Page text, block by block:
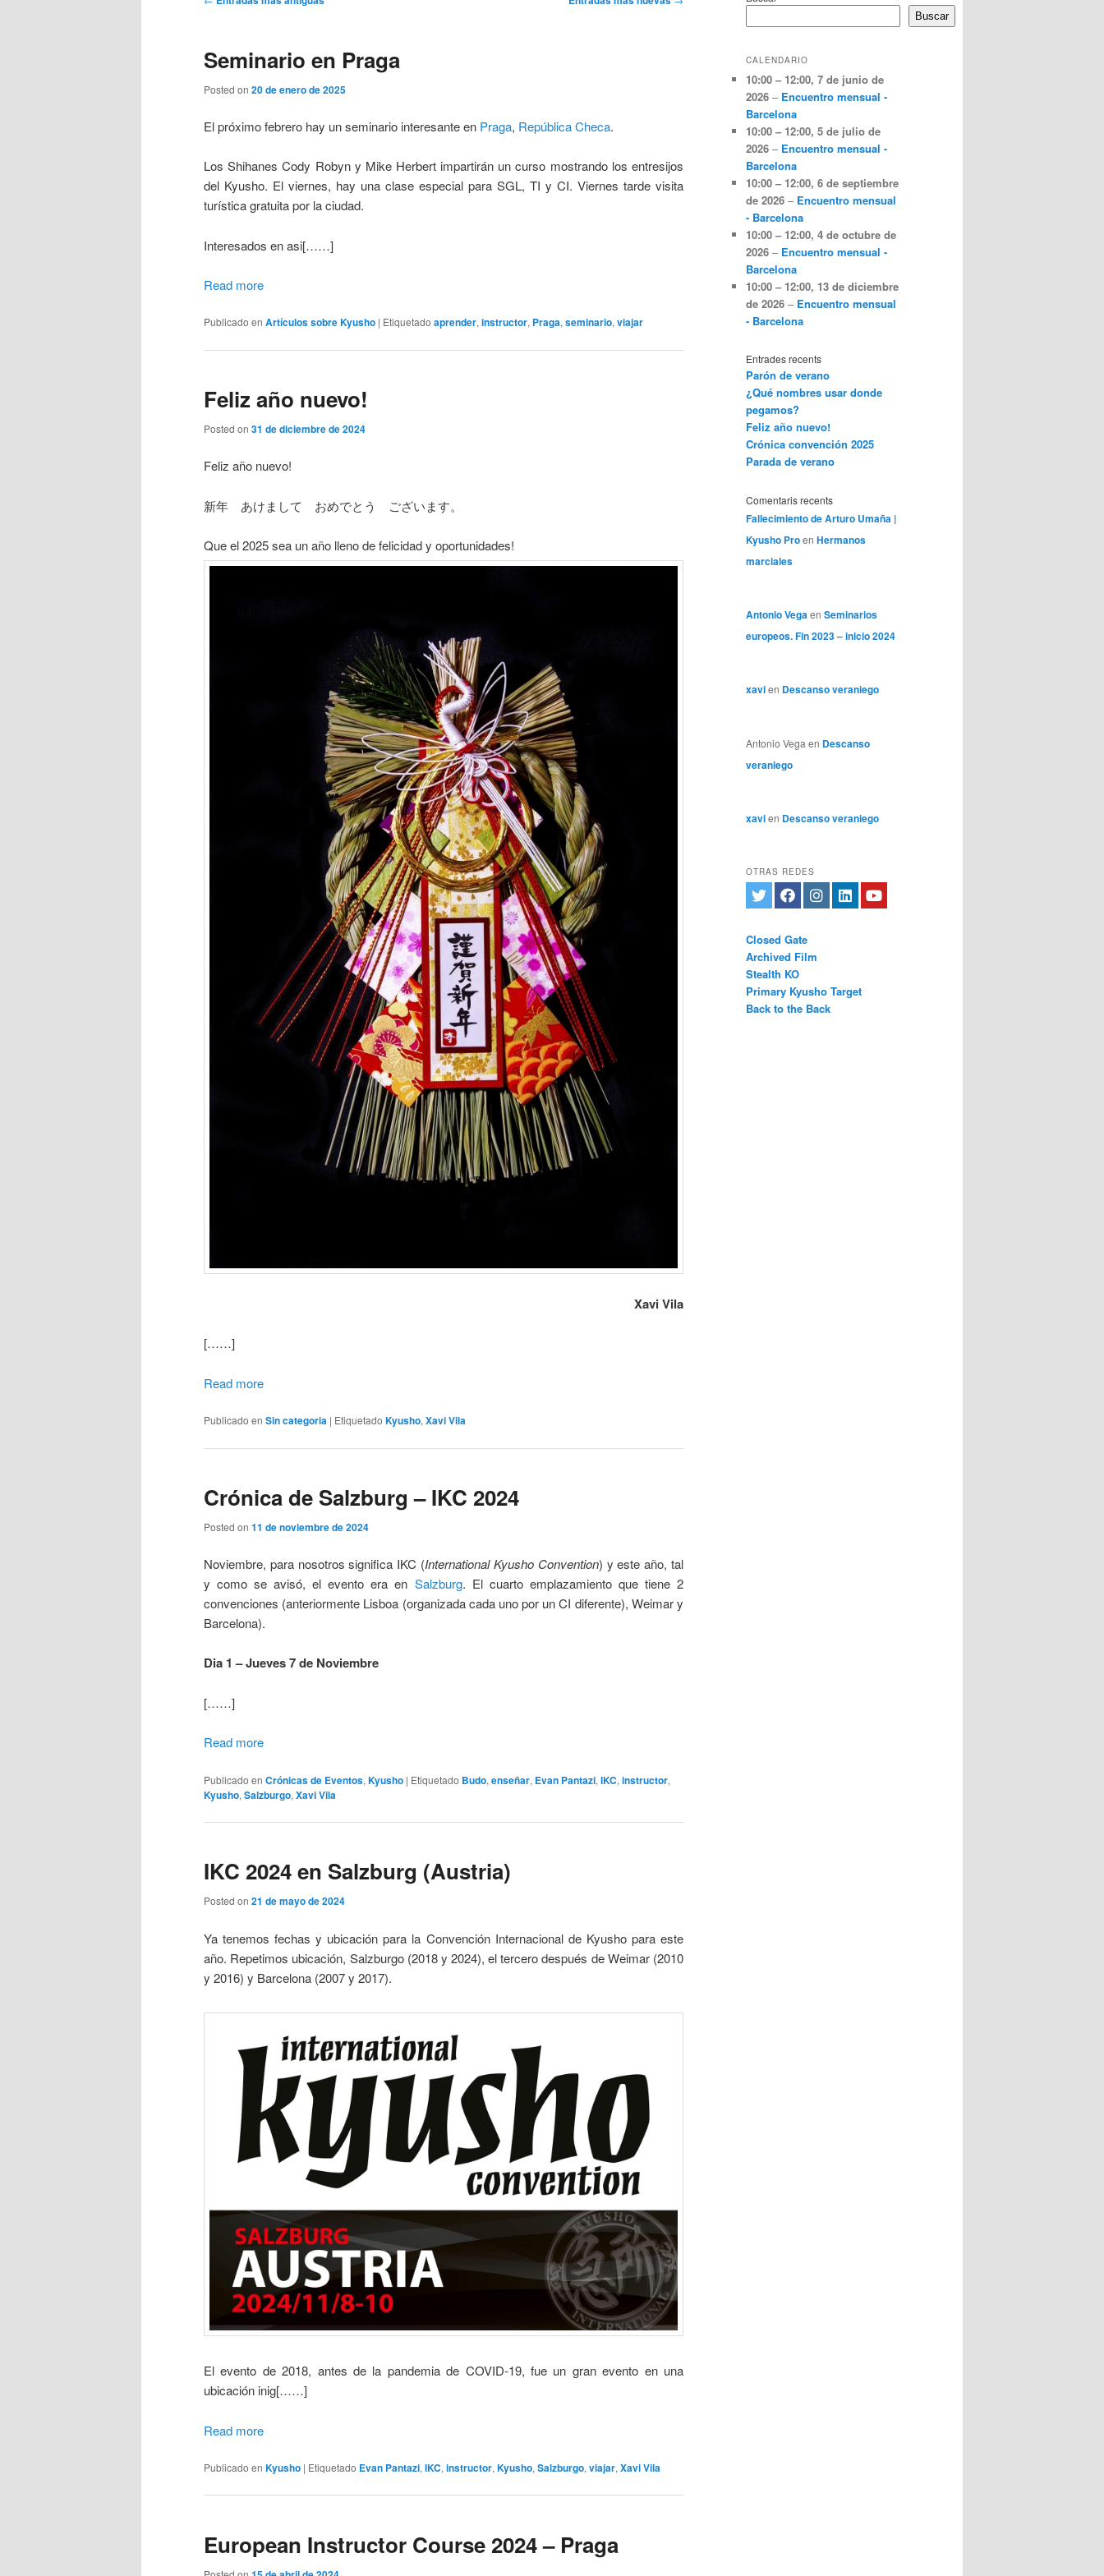
Seminario en Praga
Posted on 20 de enero de 2025
El próximo febrero hay un seminario interesante en Praga, República Checa.
Los Shihanes Cody Robyn y Mike Herbert impartirán un curso mostrando los entresijos
del Kyusho. El viernes, hay una clase especial para SGL, TI y CI. Viernes tarde visita
turística gratuita por la ciudad.
Interesados en asi[……]
Read more
Publicado en Artículos sobre Kyusho | Etiquetado aprender,instructor, Praga,seminario,viajar
Feliz año nuevo!
Posted on 31 de diciembre de 2024
Feliz año nuevo!
新年 あけまして おめでとう ございます。
Que el 2025 sea un año lleno de felicidad y oportunidades!
Xavi Vila
[……]
Read more
Publicado en Sin categoria | Etiquetado Kyusho, Xavi Vila
Crónica de Salzburg – IKC 2024
Posted on 11 de noviembre de 2024
Noviembre, para nosotros significa IKC (International Kyusho Convention) y este año, tal
y como se avisó, el evento era en Salzburg. El cuarto emplazamiento que tiene 2
convenciones (anteriormente Lisboa (organizada cada uno por un CI diferente), Weimar y
Barcelona).
Dia 1 – Jueves 7 de Noviembre
[……]
Read more
Publicado en Crónicas de Eventos, Kyusho | Etiquetado Budo, enseñar, Evan Pantazi, IKC, instructor,
Kyusho, Salzburgo, Xavi Vila
IKC 2024 en Salzburg (Austria)
Posted on 21 de mayo de 2024
Ya tenemos fechas y ubicación para la Convención Internacional de Kyusho para este
año. Repetimos ubicación, Salzburgo (2018 y 2024), el tercero después de Weimar (2010
y 2016) y Barcelona (2007 y 2017).
El evento de 2018, antes de la pandemia de COVID-19, fue un gran evento en una
ubicación inig[……]
Read more
Publicado en Kyusho | Etiquetado Evan Pantazi, IKC, instructor, Kyusho, Salzburgo, viajar, Xavi Vila
European Instructor Course 2024 – Praga
Buscar
CALENDARIO
10:00 – 12:00, 7 de junio de
2026 – Encuentro mensual -
Barcelona
10:00 – 12:00, 5 de julio de
2026 – Encuentro mensual -
Barcelona
10:00 – 12:00, 6 de septiembre
de 2026 – Encuentro mensual
- Barcelona
10:00 – 12:00, 4 de octubre de
2026 – Encuentro mensual -
Barcelona
10:00 – 12:00, 13 de diciembre
de 2026 – Encuentro mensual
- Barcelona
Entrades recents
Parón de verano
¿Qué nombres usar donde
pegamos?
Feliz año nuevo!
Crónica convención 2025
Parada de verano
Comentaris recents
Fallecimiento de Arturo Umaña |
Kyusho Proen Hermanos
marciales
Antonio Vegaen Seminarios
europeos. Fin 2023 – inicio 2024
xavien Descanso veraniego
Antonio Vega en Descanso
veraniego
xavien Descanso veraniego
OTRAS REDES
Closed Gate
Archived Film
Stealth KO
Primary Kyusho Target
Back to the Back